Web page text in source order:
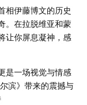
相伊藤博文的历史
。在拉脱维亚和蒙
让你屏息凝神，感
是一场视觉与情感
滨》带来的震撼与